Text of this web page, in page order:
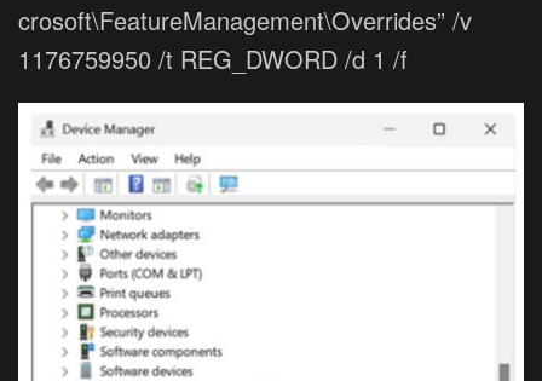
crosoft\FeatureManagement\Overrides” /v
1176759950 /t REG_DWORD /d 1 /f